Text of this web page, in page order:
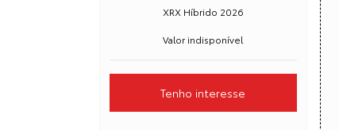
XRX Híbrido 2026
Valor indisponível
Tenho interesse